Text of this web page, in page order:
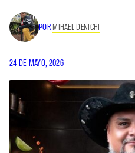
POR MIHAEL DENICHI
24 DE MAYO, 2026